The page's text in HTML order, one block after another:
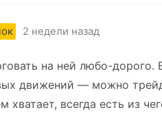
2 недели назад
на ней любо-дорого.
движений — можно
хватает, всегда есть из